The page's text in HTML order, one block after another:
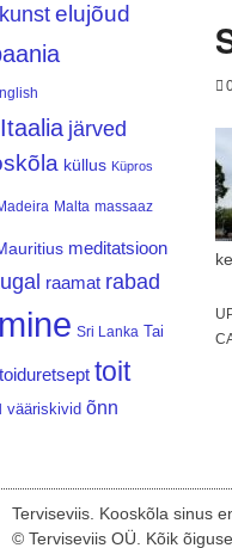
elujõud
Itaalia järved
küllus Küpros
Malta massaaz
meditatsioon
raamat rabad
Sri Lanka Tai
toiduretsept toit
vääriskivid õnn
Terviseviis. Kooskõla sinus
© Terviseviis OÜ. Kõik